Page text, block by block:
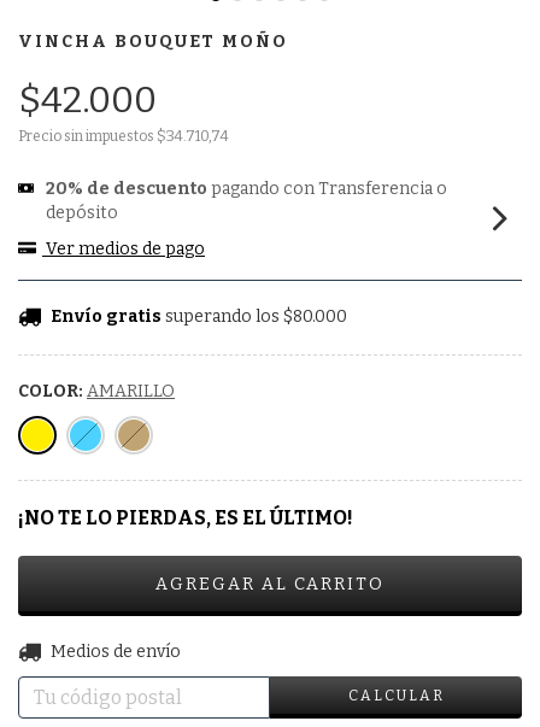
VINCHA BOUQUET MOÑO
$42.000
Precio sin impuestos $34.710,74
20% de descuento pagando con Transferencia o
depósito
Ver medios de pago
Envío gratis superando los $80.000
COLOR: AMARILLO
¡NO TE LO PIERDAS, ES EL ÚLTIMO!
Entregas para el CP:
Medios de envío
CALCULAR